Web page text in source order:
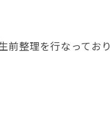
前整理を行なってお